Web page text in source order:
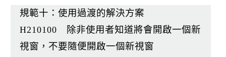
規範十：使用過渡的解決方案
H210100 除非使用者知道將會開啟一個新
視窗，不要隨便開啟一個新視窗